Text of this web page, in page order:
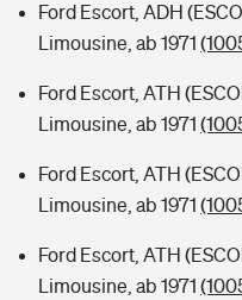
Ford Escort, ADH
Limousine, ab 1971
Ford Escort, ATH
Limousine, ab 1971
Ford Escort, ATH
Limousine, ab 1971
Ford Escort, ATH
Limousine, ab 1971